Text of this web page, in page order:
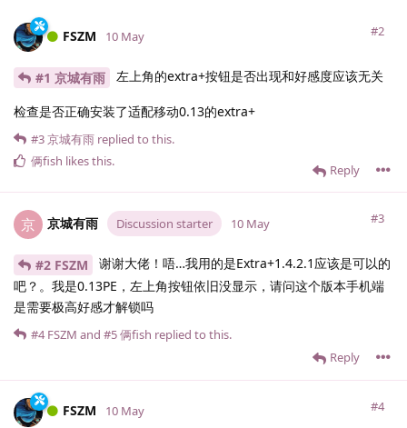
FSZM #2
10 May
#1 京城有雨 左上角的extra+按钮是否出现和好感度应该无关
检查是否正确安装了适配移动0.13的extra+
Reply
#3京城有雨 replied to this.
俩fish likes this.
京 京城有雨 Discussion starter #3
10 May
#2 FSZM
谢谢大佬！唔…我用的是Extra+1.4.2.1应该是可以的
吧？。我是0.13PE，左上角按钮依旧没显示，请问这个版本手机端
是需要极高好感才解锁吗
Reply
#4 FSZM and #5俩fish replied to this.
FSZM #4
10 May